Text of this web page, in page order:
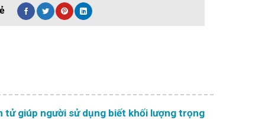
giúp người sử dụng biết khối lượng trọng